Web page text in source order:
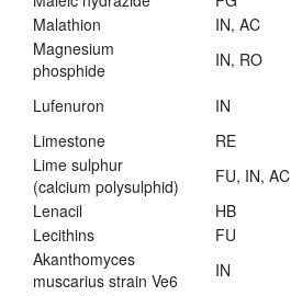
Malathion
IN, AC
Magnesium
phosphide
IN, RO
Lufenuron IN
Limestone
RE
Lime sulphur
(calcium polysulphid)
FU, IN, AC
Lenacil
HB
Lecithins
FU
Akanthomyces
muscarius strain Ve6
IN